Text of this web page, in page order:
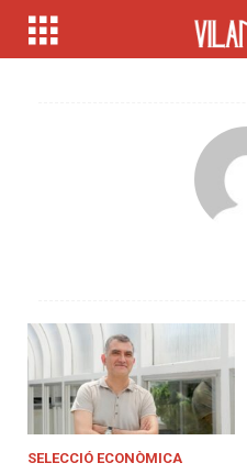
SELECCIÓ ECONÒMICA